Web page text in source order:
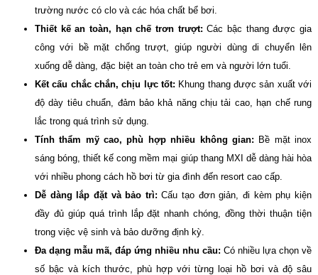
trường nước có clo và các hóa chất bể bơi.
Thiết kế an toàn, hạn chế trơn trượt: Các bậc thang được gia
công với bề mặt chống trượt, giúp người dùng di chuyển lên
xuống dễ dàng, đặc biệt an toàn cho trẻ em và người lớn tuổi.
Kết cấu chắc chắn, chịu lực tốt: Khung thang được sản xuất với
độ dày tiêu chuẩn, đảm bảo khả năng chịu tải cao, hạn chế rung
lắc trong quá trình sử dụng.
Tính thẩm mỹ cao, phù hợp nhiều không gian: Bề mặt inox
sáng bóng, thiết kế cong mềm mại giúp thang MXI dễ dàng hài hòa
với nhiều phong cách hồ bơi từ gia đình đến resort cao cấp.
Dễ dàng lắp đặt và bảo trì: Cấu tạo đơn giản, đi kèm phụ kiện
đầy đủ giúp quá trình lắp đặt nhanh chóng, đồng thời thuận tiện
trong việc vệ sinh và bảo dưỡng định kỳ.
Đa dạng mẫu mã, đáp ứng nhiều nhu cầu: Có nhiều lựa chọn về
số bậc và kích thước, phù hợp với từng loại hồ bơi và độ sâu